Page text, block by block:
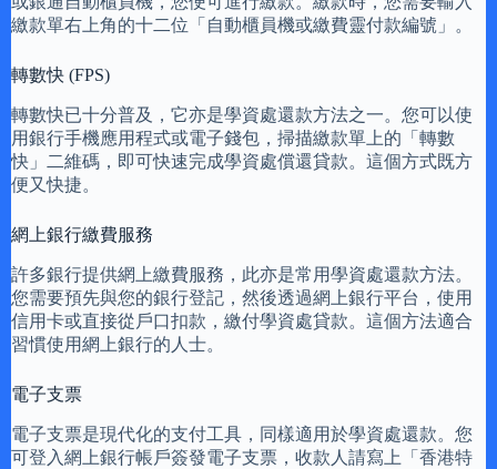
繳款單右上角的十二位「自動櫃員機或繳費靈付款編號」。
轉數快 (FPS)
轉數快已十分普及，它亦是學資處還款方法之一。您可以使
用銀行手機應用程式或電子錢包，掃描繳款單上的「轉數
快」二維碼，即可快速完成學資處償還貸款。這個方式既方
便又快捷。
網上銀行繳費服務
許多銀行提供網上繳費服務，此亦是常用學資處還款方法。
您需要預先與您的銀行登記，然後透過網上銀行平台，使用
信用卡或直接從戶口扣款，繳付學資處貸款。這個方法適合
習慣使用網上銀行的人士。
電子支票
電子支票是現代化的支付工具，同樣適用於學資處還款。您
可登入網上銀行帳戶簽發電子支票，收款人請寫上「香港特